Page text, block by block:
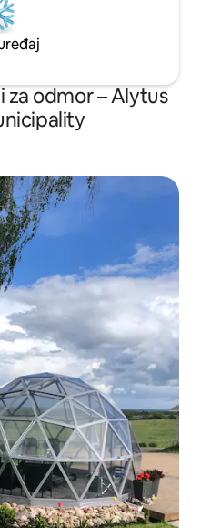
za odmor – Alytus